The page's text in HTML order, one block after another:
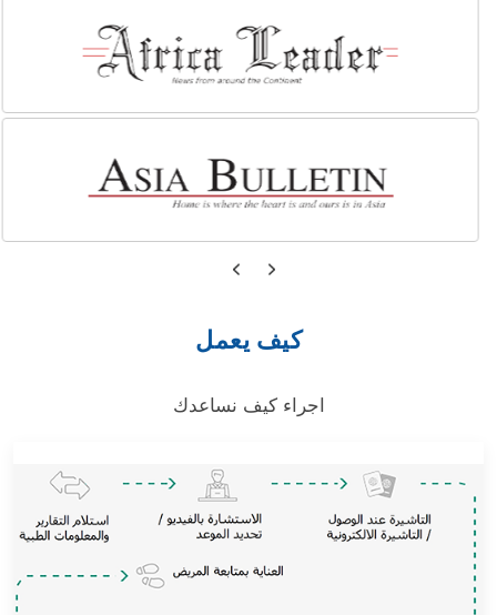
كيف يعمل
اجراء كيف نساعدك